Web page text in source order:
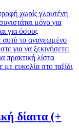
χωρίς γλουτένη
μόνο για
για όσους
αυτό το ανανεωμένο
για να ξεκινήσετε:
πρακτική λίστα
ευκολία στο ταξίδι
δίαιτα (+